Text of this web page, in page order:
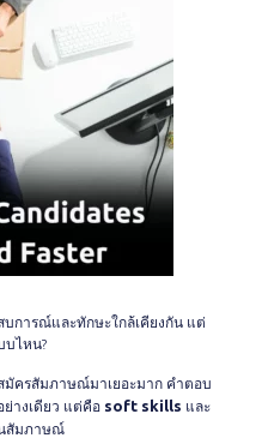
การณ์และทักษะใกล้เคียงกัน แต่
บไหน?
มัครสัมภาษณ์มาเยอะมาก คำตอบ
ย่างเดียว แต่คือ soft skills และ
สัมภาษณ์